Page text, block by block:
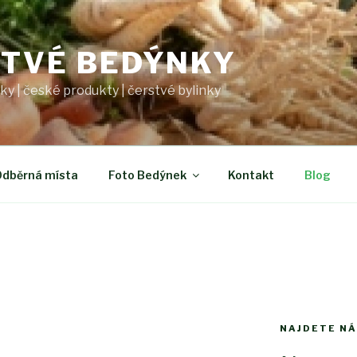
BEDÝNKY
| české produkty | čerstvé bylinky
místa Foto Bedýnek Kontakt Blog
NAJDETE